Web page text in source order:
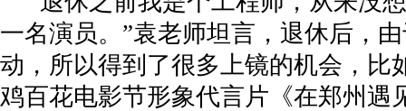
贵州省第三届美丽乡村篮球联赛半决赛黔东南
东南
途观LPro荣获2024版C-NCAP五星评价智能之
邕江上游二期引水和应急引水工程首次在全区
一名演员。”袁老师坦言，退休后，
动，所以得到了很多上镜的机会，比
鸡百花电影节形象代言片《在郑州遇